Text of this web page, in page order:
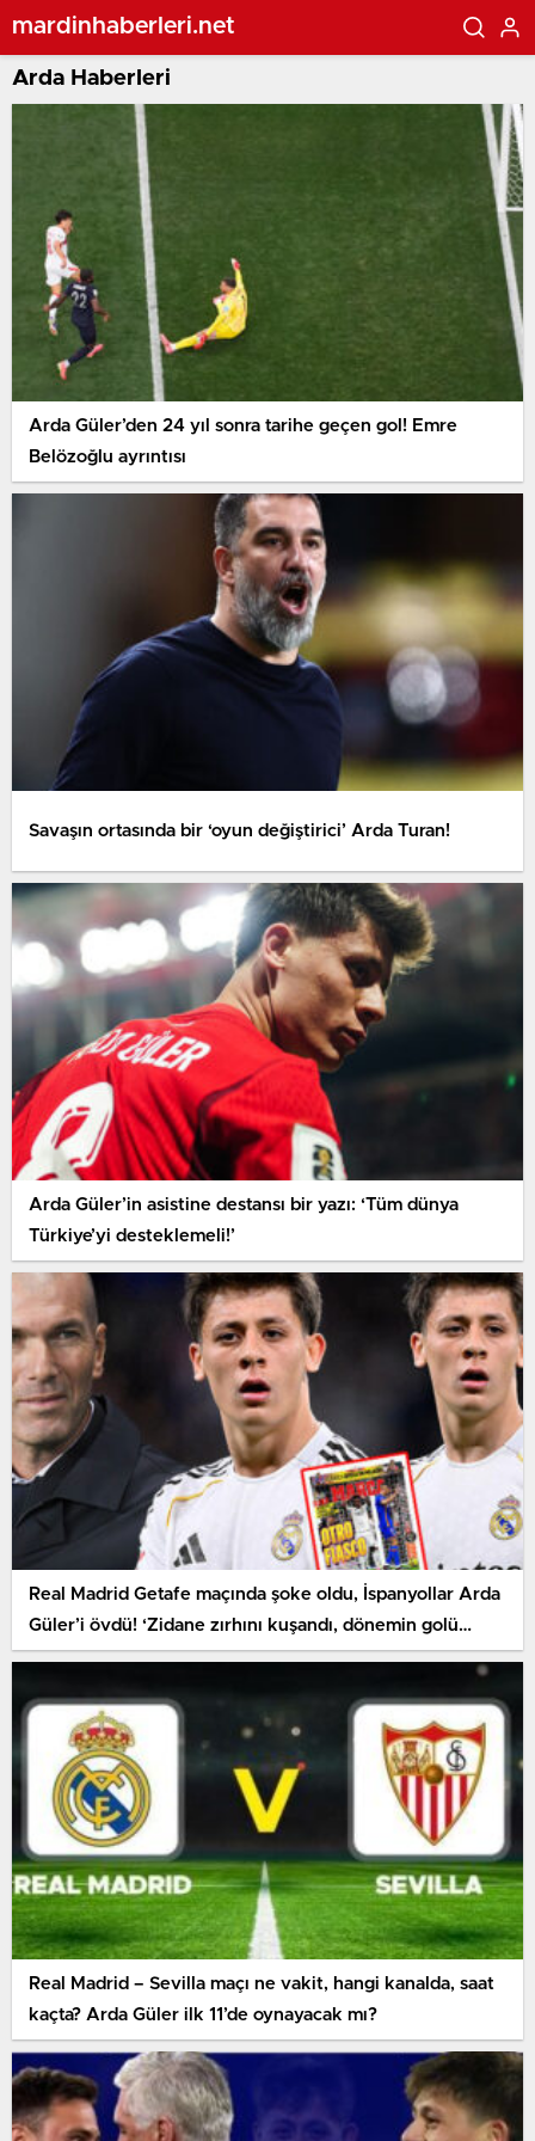
mardinhaberleri.net
Arda Haberleri
Arda Güler’den 24 yıl sonra tarihe geçen gol! Emre
Belözoğlu ayrıntısı
Savaşın ortasında bir ‘oyun değiştirici’ Arda Turan!
Arda Güler’in asistine destansı bir yazı: ‘Tüm dünya
Türkiye’yi desteklemeli!’
Real Madrid Getafe maçında şoke oldu, İspanyollar Arda
Güler’i övdü! ‘Zidane zırhını kuşandı, dönemin golü
olacaktı’
Real Madrid – Sevilla maçı ne vakit, hangi kanalda, saat
kaçta? Arda Güler ilk 11’de oynayacak mı?